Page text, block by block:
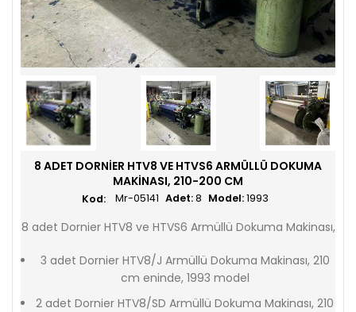
8 ADET DORNIER HTV8 VE HTVS6 ARMÜLLÜ DOKUMA
MAKINASI, 210-200 CM
Adet:8 Model:1993
Mr-05141
8 adet Dornier HTV8 ve HTVS6 Armüllü Dokuma Makinası,
3 adet Dornier HTV8/J Armüllü Dokuma Makinası, 210
cm eninde, 1993 model
2 adet Dornier HTV8/SD Armüllü Dokuma Makinası, 210